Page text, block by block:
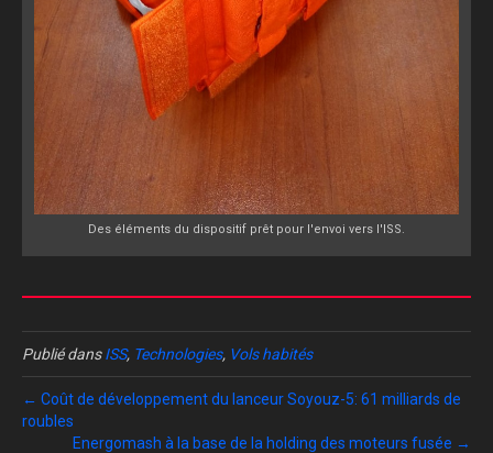
Des éléments du dispositif prêt pour l'envoi vers l'ISS.
Publié dansISS, Technologies, Vols habités
← Coût de développement du lanceur Soyouz-5: 61 milliards de
roubles
Energomash à la base de la holding des moteurs fusée →